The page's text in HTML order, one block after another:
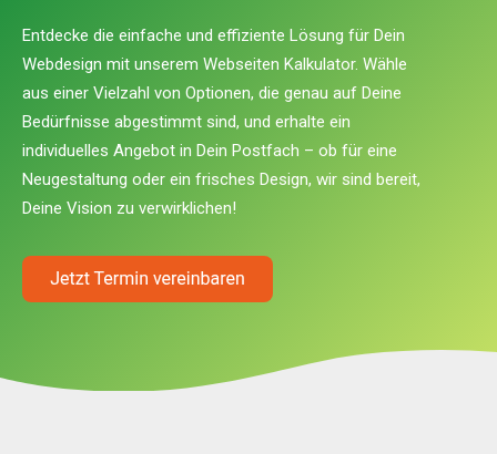
Entdecke die einfache und effiziente Lösung für Dein
Webdesign mit unserem Webseiten Kalkulator. Wähle
aus einer Vielzahl von Optionen, die genau auf Deine
Bedürfnisse abgestimmt sind, und erhalte ein
individuelles Angebot in Dein Postfach – ob für eine
Neugestaltung oder ein frisches Design, wir sind bereit,
Deine Vision zu verwirklichen!